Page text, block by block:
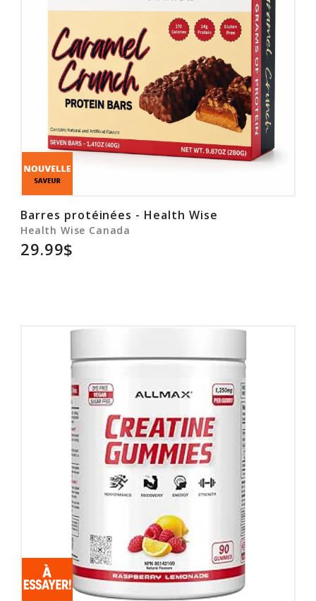
Barres protéinées - Health Wise
Health Wise Canada
29.99$